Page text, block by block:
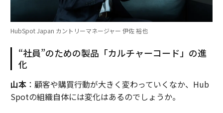
HubSpot Japan カントリーマネージャー 伊佐 裕也
“社員”のための製品「カルチャーコード」の進
化
山本：顧客や購買行動が大きく変わっていくなか、Hub
Spotの組織自体には変化はあるのでしょうか。